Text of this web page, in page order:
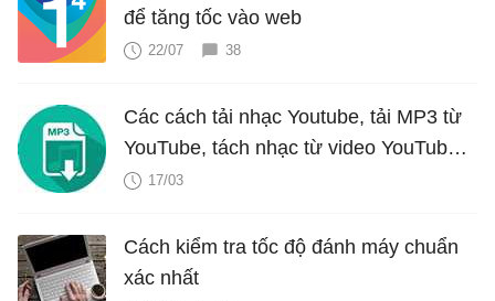
để tăng tốc vào web
22/07 38
Các cách tải nhạc Youtube, tải MP3 từ
YouTube, tách nhạc từ video YouTube
cực dễ
17/03
Cách kiểm tra tốc độ đánh máy chuẩn
xác nhất